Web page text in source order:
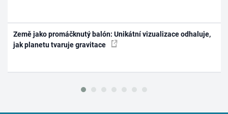
Země jako promáčknutý balón: Unikátní vizualizace odhaluje,
jak planetu tvaruje gravitace